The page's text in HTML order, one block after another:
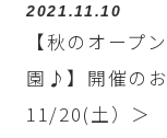
2021.11.10
【秋のオープ
園♪】開催の
11/20(土）＞